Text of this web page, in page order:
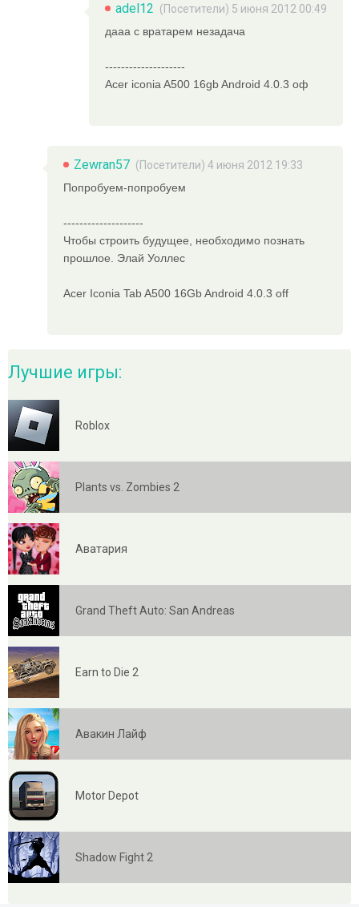
adel12 (Посетители) 5 июня 2012 00:49
дааа с вратарем незадача
--------------------
Acer iconia A500 16gb Android 4.0.3 оф
Zewran57 (Посетители) 4 июня 2012 19:33
Попробуем-попробуем
--------------------
Чтобы строить будущее, необходимо познать
прошлое. Элай Уоллес
Acer Iconia Tab A500 16Gb Android 4.0.3 off
Лучшие игры:
Roblox
Plants vs. Zombies 2
Аватария
Grand Theft Auto: San Andreas
Earn to Die 2
Авакин Лайф
Motor Depot
Shadow Fight 2